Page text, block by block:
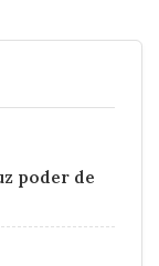
poder de